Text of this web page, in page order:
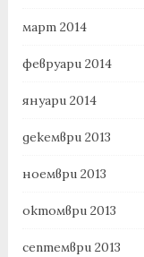
март 2014
февруари 2014
януари 2014
декември 2013
ноември 2013
октомври 2013
септември 2013